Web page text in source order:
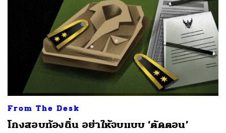
From The Desk
โกงสอบท้องถิ่น อย่าให้จบแบบ ‘ตัดตอน’